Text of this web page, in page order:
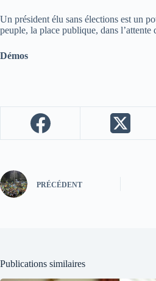
Un président élu sans élections est un
peuple, la place publique, dans l’attente
Démos
PRÉCÉDENT
Publications similaires